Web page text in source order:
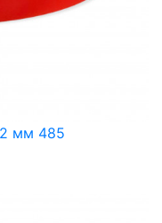
мм 485